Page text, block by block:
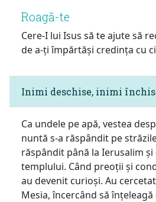
Roagă-te
Cere-I lui Isus să te ajute să
de a-ți împărtăși credința cu
Inimi deschise, inimi
Ca undele pe apă, vestea
nuntă s-a răspândit pe
răspândit până la Ierusalim
templului. Când preoții și
au devenit curioși. Au
Mesia, încercând să